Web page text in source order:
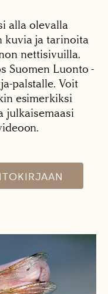
alla olevalla
kuvia ja tarinoita
nettisivuilla.
Suomen Luonto -
palstalle. Voit
esimerkiksi
julkaisemaasi